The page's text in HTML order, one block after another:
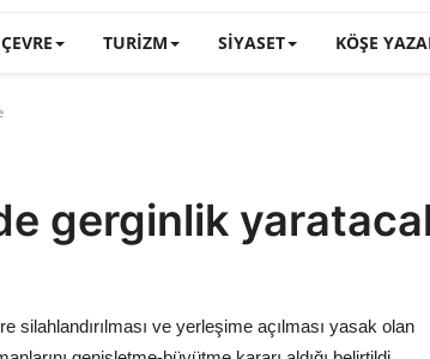
ÇEVRE TURIZM SIYASET KÖŞE
gerginlik
silahlandırılması ve yerleşime açılması yasak olan